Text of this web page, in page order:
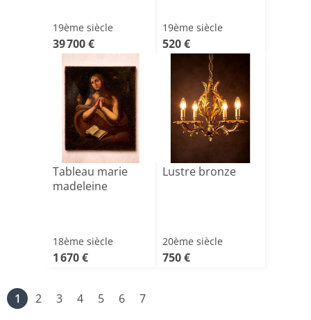
19ème siècle
39 700 €
19ème siècle
520 €
Tableau marie
madeleine
18ème siècle
1 670 €
Lustre bronze
20ème siècle
750 €
1 2 3 4 5 6 7